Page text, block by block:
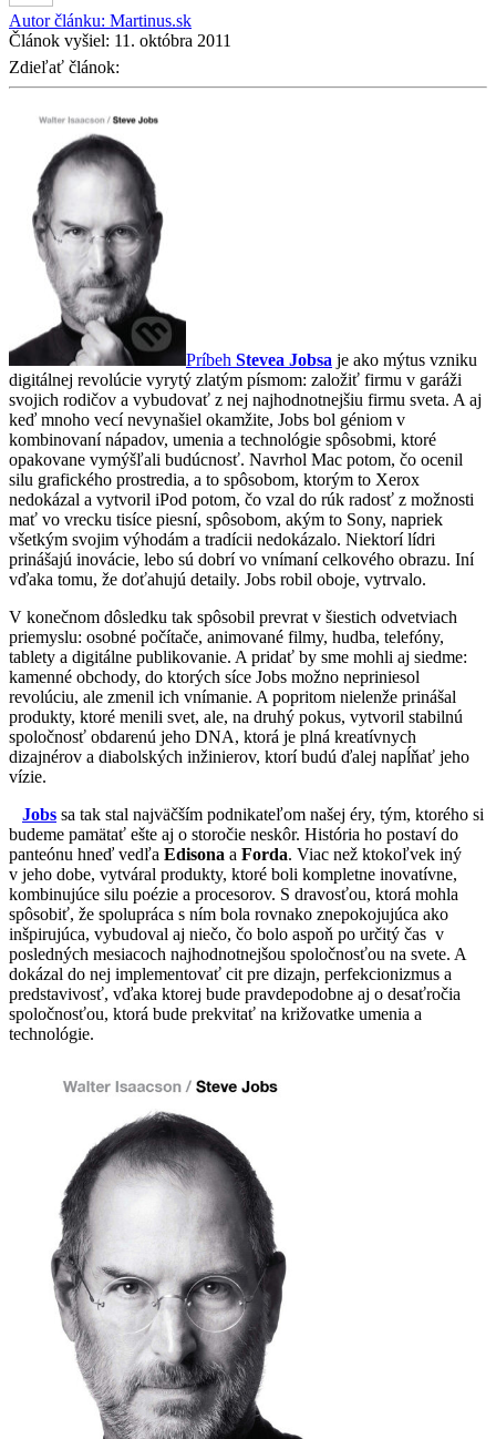
Autor článku: Martinus.sk
Článok vyšiel: 11. októbra 2011
Zdieľať článok:
Príbeh Stevea Jobsa je ako mýtus vzniku
digitálnej revolúcie vyrytý zlatým písmom: založiť firmu v garáži
svojich rodičov a vybudovať z nej najhodnotnejšiu firmu sveta. A aj
keď mnoho vecí nevynašiel okamžite, Jobs bol géniom v
kombinovaní nápadov, umenia a technológie spôsobmi, ktoré
opakovane vymýšľali budúcnosť. Navrhol Mac potom, čo ocenil
silu grafického prostredia, a to spôsobom, ktorým to Xerox
nedokázal a vytvoril iPod potom, čo vzal do rúk radosť z možnosti
mať vo vrecku tisíce piesní, spôsobom, akým to Sony, napriek
všetkým svojim výhodám a tradícii nedokázalo. Niektorí lídri
prinášajú inovácie, lebo sú dobrí vo vnímaní celkového obrazu. Iní
vďaka tomu, že doťahujú detaily. Jobs robil oboje, vytrvalo.
V konečnom dôsledku tak spôsobil prevrat v šiestich odvetviach
priemyslu: osobné počítače, animované filmy, hudba, telefóny,
tablety a digitálne publikovanie. A pridať by sme mohli aj siedme:
kamenné obchody, do ktorých síce Jobs možno nepriniesol
revolúciu, ale zmenil ich vnímanie. A popritom nielenže prinášal
produkty, ktoré menili svet, ale, na druhý pokus, vytvoril stabilnú
spoločnosť obdarenú jeho DNA, ktorá je plná kreatívnych
dizajnérov a diabolských inžinierov, ktorí budú ďalej napĺňať jeho
vízie.
Jobs sa tak stal najväčším podnikateľom našej éry, tým, ktorého si
budeme pamätať ešte aj o storočie neskôr. História ho postaví do
panteónu hneď vedľa Edisona a Forda. Viac než ktokoľvek iný
v jeho dobe, vytváral produkty, ktoré boli kompletne inovatívne,
kombinujúce silu poézie a procesorov. S dravosťou, ktorá mohla
spôsobiť, že spolupráca s ním bola rovnako znepokojujúca ako
inšpirujúca, vybudoval aj niečo, čo bolo aspoň po určitý čas v
posledných mesiacoch najhodnotnejšou spoločnosťou na svete. A
dokázal do nej implementovať cit pre dizajn, perfekcionizmus a
predstavivosť, vďaka ktorej bude pravdepodobne aj o desaťročia
spoločnosťou, ktorá bude prekvitať na križovatke umenia a
technológie.